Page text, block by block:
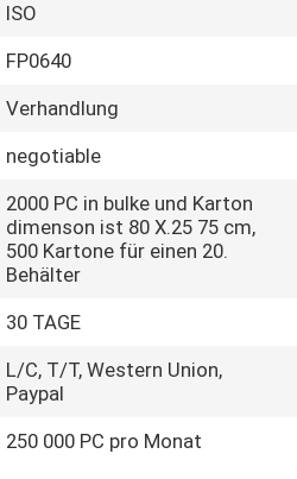
ISO
FP0640
Verhandlung
negotiable
2000 PC in bulke und Karton
dimenson ist 80 X.25 75 cm,
500 Kartone für einen 20.
Behälter
30 TAGE
L/C, T/T, Western Union,
Paypal
250 000 PC pro Monat